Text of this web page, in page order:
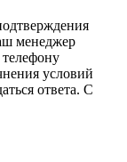
менеджер
условий
ответа. С